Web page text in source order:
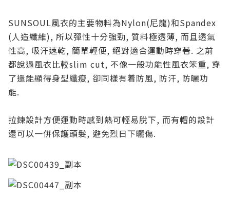
SUNSOUL風衣的主要物料為Nylon(尼龍)和Spandex
(人造纖維), 所以彈性十分強勁, 質料極透薄, 而且透氣
性高, 吸汗速乾, 簡單輕便, 絕對適合運動時穿著. 之前
都說過風衣比較slim cut, 不像一般功能性風衣笨重, 穿
了還能顯得身型纖瘦, 卻同樣有着防風, 防汗, 防曬功
能.
拉鍊設計方便運動時感到熱可輕易脫下, 而有帽的設計
還可以一併保護頭髮, 避免烈日下曬傷.